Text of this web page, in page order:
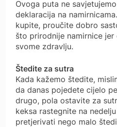
Ovoga puta ne
deklaracija na
kupite, proučite dobro
što prirodnije namirnice
svome zdravlju.
Štedite za sutra
Kada kažemo štedite,
da danas pojedete cijelo
drugo, pola ostavite za
keksa rastegnite na
pretjerivati nego malo